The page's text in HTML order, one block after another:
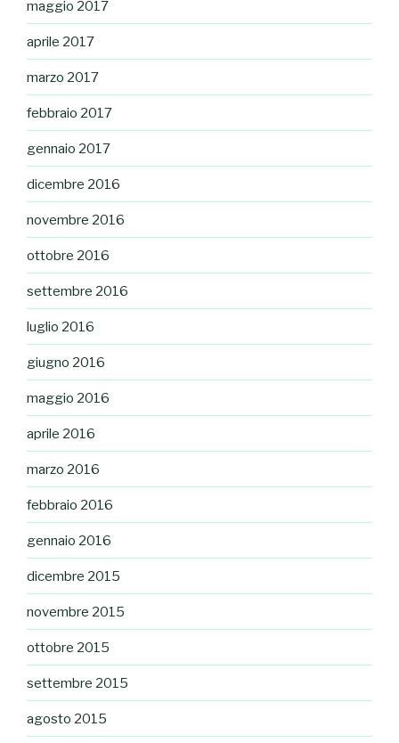
maggio 2017
aprile 2017
marzo 2017
febbraio 2017
gennaio 2017
dicembre 2016
novembre 2016
ottobre 2016
settembre 2016
luglio 2016
giugno 2016
maggio 2016
aprile 2016
marzo 2016
febbraio 2016
gennaio 2016
dicembre 2015
novembre 2015
ottobre 2015
settembre 2015
agosto 2015